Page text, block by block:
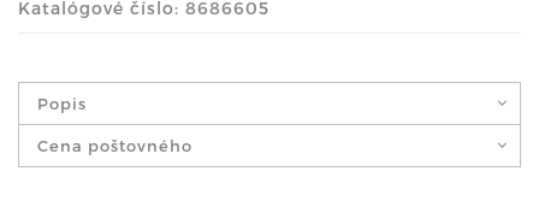
Katalógové číslo: 8686605
Popis
Cena poštovného